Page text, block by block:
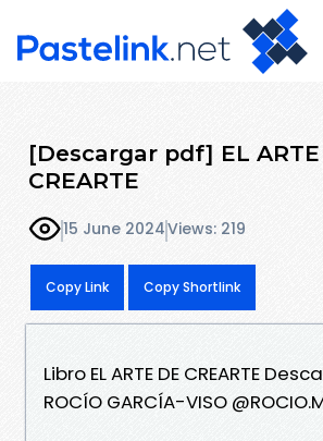
[Descargar pdf] EL ARTE
CREARTE
15 June 2024Views: 219
Copy Link Copy Shortlink
Libro EL ARTE DE CREARTE
ROCÍO GARCÍA-VISO